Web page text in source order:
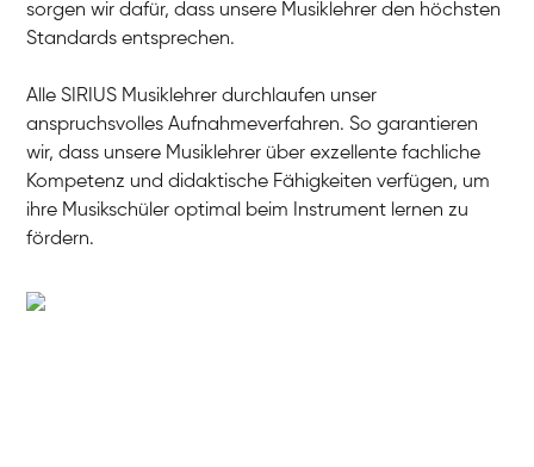
sorgen wir dafür, dass unsere Musiklehrer den höchsten
Standards entsprechen.
Alle SIRIUS Musiklehrer durchlaufen unser
anspruchsvolles Aufnahmeverfahren. So garantieren
wir, dass unsere Musiklehrer über exzellente fachliche
Kompetenz und didaktische Fähigkeiten verfügen, um
ihre Musikschüler optimal beim Instrument lernen zu
fördern.